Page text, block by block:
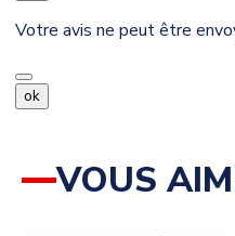
Votre avis ne peut être
ok
VOUS